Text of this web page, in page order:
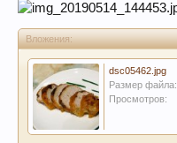
Вложения:
dsc05462.jpg
Размер файла:
Просмотров: